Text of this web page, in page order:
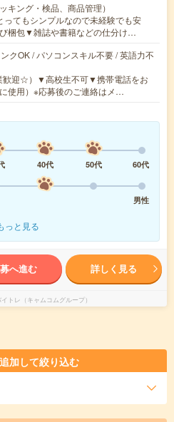
キング・検品、商品管理）
ってもシンプルなので未経験でも安
梱包▼雑誌や書籍などの仕分け…
クOK / パソコンスキル不要 / 英語力不
歓迎☆）▼高校生不可▼携帯電話をお
使用）※応募後のご連絡はメ…
40代 50代
60代
男性
っと見る
へ進む 詳しく見る
トレ（キャムコムグループ）
加して絞り込む